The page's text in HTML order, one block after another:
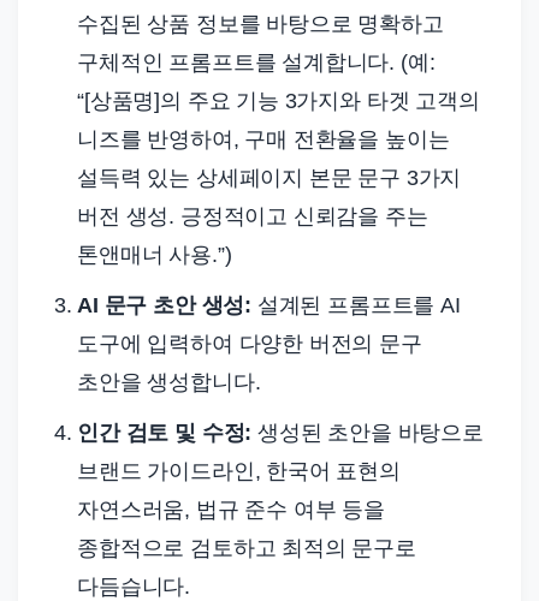
수집된 상품 정보를 바탕으로 명확하고
구체적인 프롬프트를 설계합니다. (예:
“[상품명]의 주요 기능 3가지와 타겟 고객의
니즈를 반영하여, 구매 전환율을 높이는
설득력 있는 상세페이지 본문 문구 3가지
버전 생성. 긍정적이고 신뢰감을 주는
톤앤매너 사용.”)
AI 문구 초안 생성: 설계된 프롬프트를 AI
도구에 입력하여 다양한 버전의 문구
초안을 생성합니다.
인간 검토 및 수정: 생성된 초안을 바탕으로
브랜드 가이드라인, 한국어 표현의
자연스러움, 법규 준수 여부 등을
종합적으로 검토하고 최적의 문구로
다듬습니다.